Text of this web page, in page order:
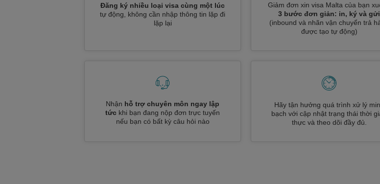
Đăng ký nhiều loại visa cùng một lúc
tự động, không cần nhập thông tin lặp đi
lặp lại
Giảm đơn xin visa Malta của bạn
3 bước đơn giản: in, ký và gửi
(inbound và nhãn vận chuyển trả
được tạo tự động)
Nhận hỗ trợ chuyên môn ngay lập
tức khi bạn đang nộp đơn trực tuyến
nếu bạn có bất kỳ câu hỏi nào
Hãy tận hưởng quá trình xử lý
bạch với cập nhật trạng thái thời
thực và theo dõi đầy đủ.